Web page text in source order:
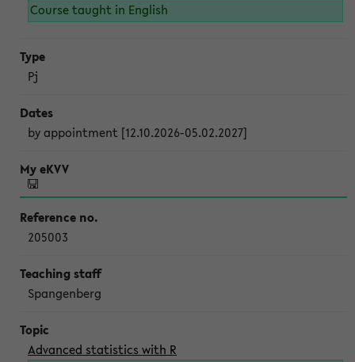
Course taught in English
Pj
by appointment [12.10.2026-05.02.2027]
205003
Spangenberg
Advanced statistics with R